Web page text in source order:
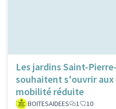
Les jardins Saint-
souhaitent s'ouvrir aux
mobilité réduite
BOITESAIDEES 1 10